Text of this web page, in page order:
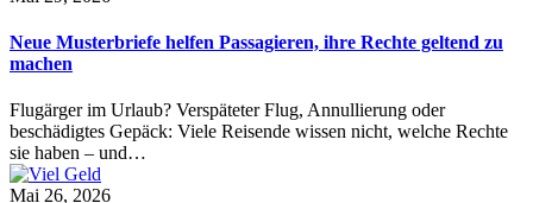
Neue Musterbriefe helfen Passagieren, ihre Rechte geltend zu
machen
Flugärger im Urlaub? Verspäteter Flug, Annullierung oder
beschädigtes Gepäck: Viele Reisende wissen nicht, welche Rechte
sie haben – und…
Mai 26, 2026